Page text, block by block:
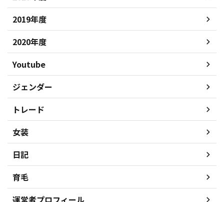
2019年度
2020年度
Youtube
ジェンダー
トレード
女装
日記
育毛